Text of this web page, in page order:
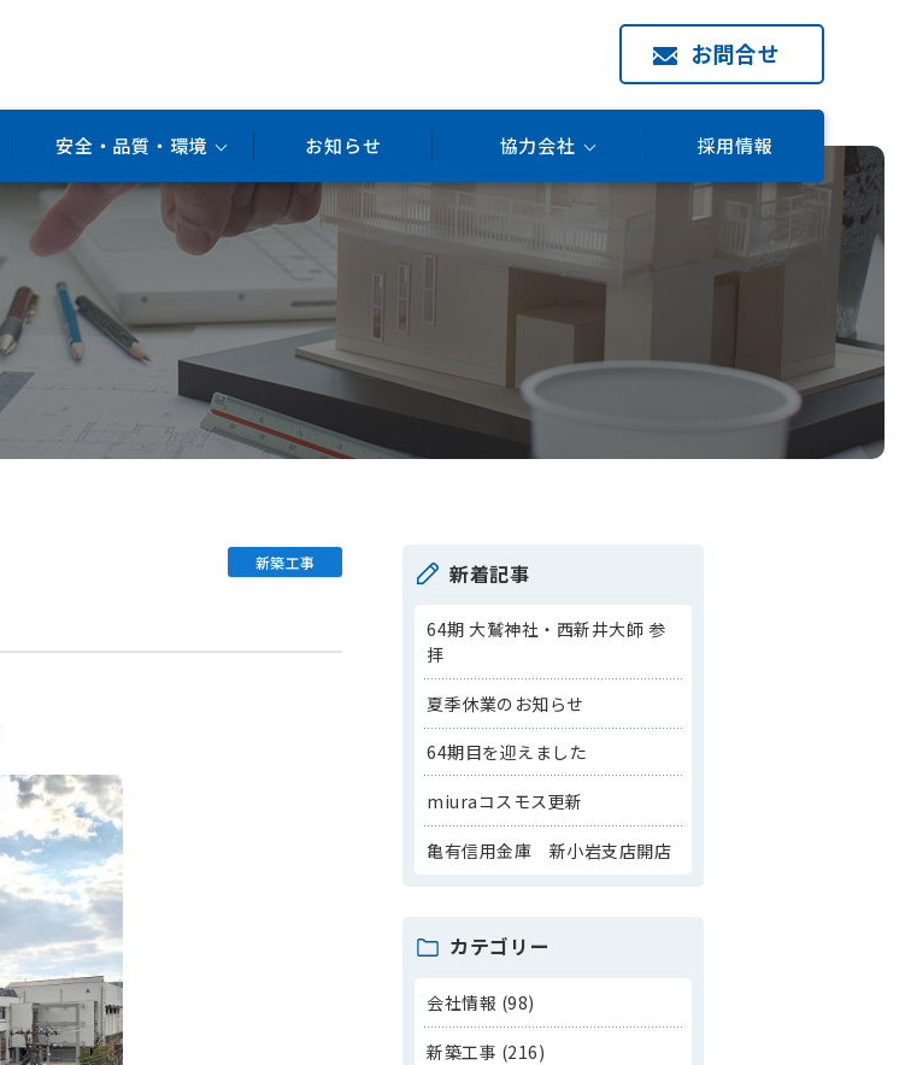
お問合せ
安全・品質・環境 お知らせ 協力会社 採用情報
新築工事 新着記事
64期 大鷲神社・西新井大師 参
拝
夏季休業のお知らせ
64期目を迎えました
miuraコスモス更新
亀有信用金庫 新小岩支店開店
カテゴリー
会社情報 (98)
新築工事 (216)